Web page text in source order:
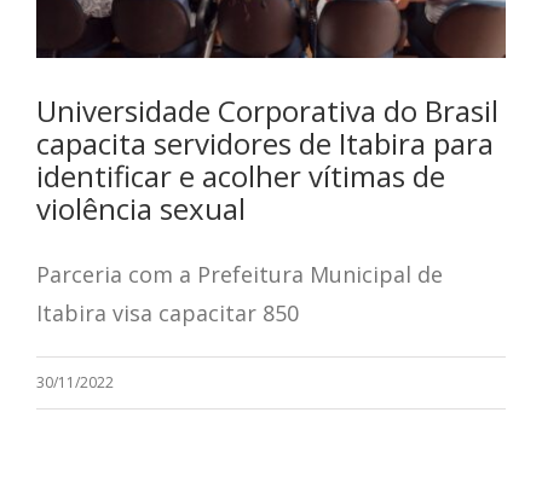
Universidade Corporativa do Brasil
capacita servidores de Itabira para
identificar e acolher vítimas de
violência sexual
Parceria com a Prefeitura Municipal de
Itabira visa capacitar 850
30/11/2022